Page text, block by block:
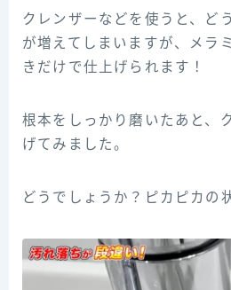
クレンザーなどを使うと、ど
が増えてしまいますが、メラ
きだけで仕上げられます！
根本をしっかり磨いたあと、
げてみました。
どうでしょうか？ピカピカの